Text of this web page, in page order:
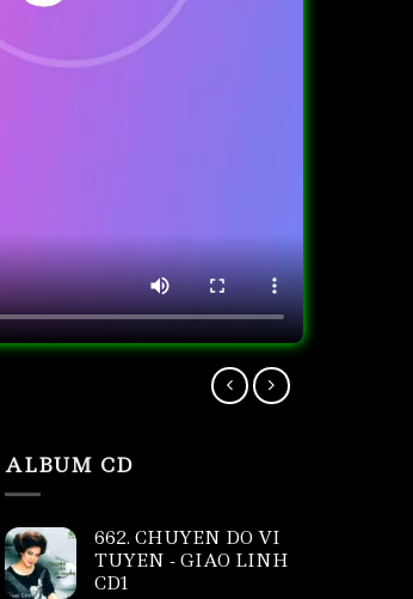
ALBUM CD
662. CHUYEN DO VI
TUYEN - GIAO LINH
CD1